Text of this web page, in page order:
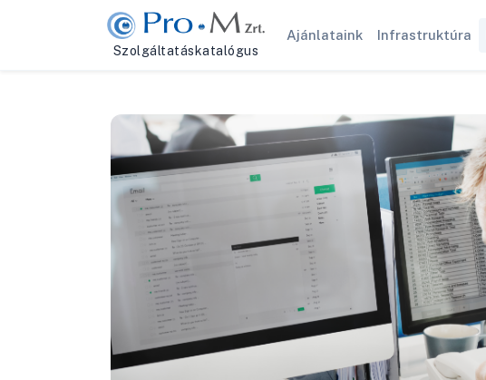
Szolgáltatáskatalógus
Ajánlataink Infrastruktúra